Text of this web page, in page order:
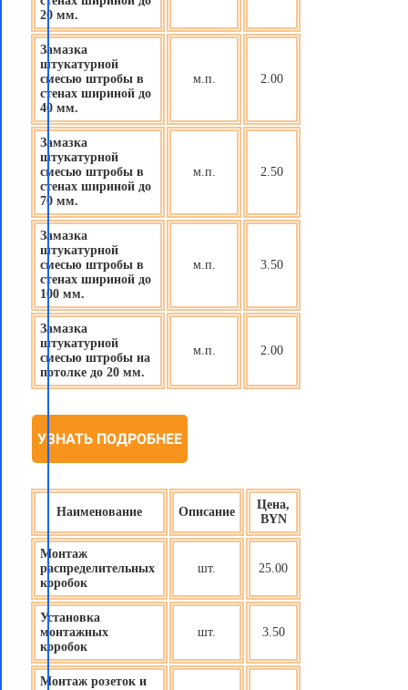
20 мм.
Замазка
штукатурной
смесью штробы в
стенах шириной до
40 мм.
м.п. 2.00
Замазка
штукатурной
смесью штробы в
стенах шириной до
70 мм.
м.п. 2.50
Замазка
штукатурной
смесью штробы в
стенах шириной до
100 мм.
м.п. 3.50
Замазка
штукатурной
смесью штробы на
потолке до 20 мм.
м.п. 2.00
УЗНАТЬ ПОДРОБНЕЕ
Наименование Описание
Цена,
BYN
Монтаж
распределительных
коробок
шт. 25.00
Установка
монтажных
коробок
шт. 3.50
Монтаж розеток и